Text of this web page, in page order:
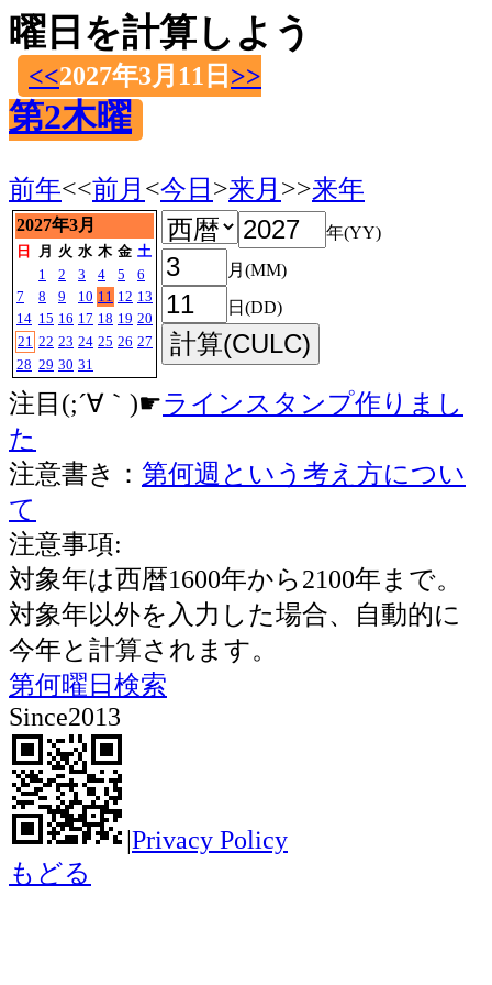
曜日を計算しよう
<<2027年3月11日 >>
第2木曜
前年<<前月 <今日 >来月 >>来年
2027年3月
日 月 火 水 木 金 土
1
2 3 4 5
6
7
8 9 10 11 12 13
14 15 16 17 18 19 20
21 22 23 24 25 26 27
28 29 30 31
年(YY)
月(MM)
日(DD)
注目(;´∀｀)☛ラインスタンプ作りまし
た
注意書き： 第何週という考え方につい
て
注意事項:
対象年は西暦1600年から2100年まで。
対象年以外を入力した場合、自動的に
今年と計算されます。
第何曜日検索
Since2013
|Privacy Policy
もどる